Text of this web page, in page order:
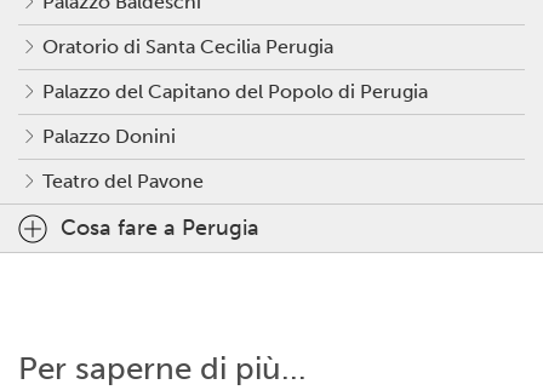
Oratorio di Santa Cecilia Perugia
Palazzo del Capitano del Popolo di Perugia
Palazzo Donini
Teatro del Pavone
Cosa fare a Perugia
Per saperne di più...